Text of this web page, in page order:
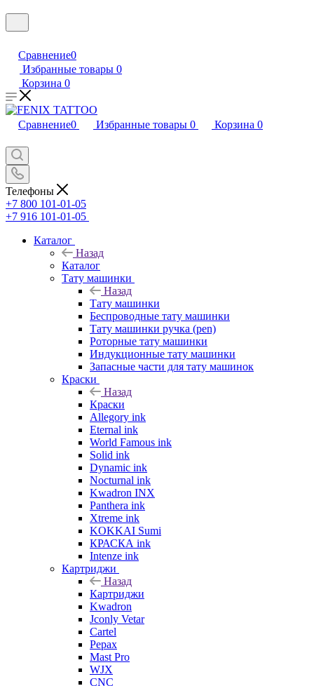
Сравнение0
Избранные товары 0
Корзина 0
Сравнение0 Избранные товары 0 Корзина 0
Телефоны
+7 800 101-01-05
+7 916 101-01-05
Каталог
Назад
Каталог
Тату машинки
Назад
Тату машинки
Беспроводные тату машинки
Тату машинки ручка (pen)
Роторные тату машинки
Индукционные тату машинки
Запасные части для тату машинок
Краски
Назад
Краски
Allegory ink
Eternal ink
World Famous ink
Solid ink
Dynamic ink
Nocturnal ink
Kwadron INX
Panthera ink
Xtreme ink
KOKKAI Sumi
КРАСКА ink
Intenze ink
Картриджи
Назад
Картриджи
Kwadron
Jconly Vetar
Cartel
Pepax
Mast Pro
WJX
CNC